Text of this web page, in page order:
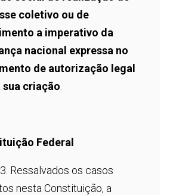
coletivo ou de
a imperativo da
nacional expressa no
de autorização legal
sua criação
Federal
Ressalvados os casos
nesta Constituição, a